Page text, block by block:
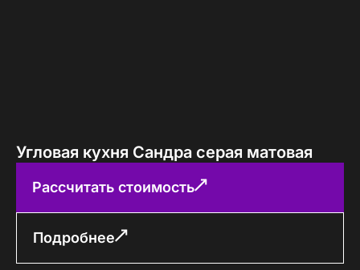
Угловая кухня Сандра серая матовая
Рассчитать стоимость
Подробнее